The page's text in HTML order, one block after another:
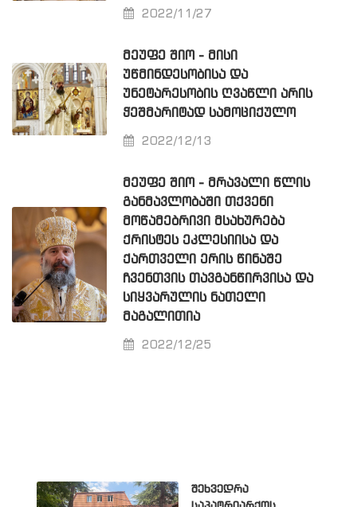
2022/11/27
ᲛᲔᲣᲤᲔ ᲨᲘᲝ - ᲛᲘᲡᲘ
ᲣᲬᲛᲘᲜᲓᲔᲡᲝᲑᲘᲡᲐ ᲓᲐ
ᲣᲜᲔᲢᲐᲠᲔᲡᲝᲑᲘᲡ ᲦᲕᲐᲬᲚᲘ ᲐᲠᲘᲡ
ᲭᲔᲨᲛᲐᲠᲘᲢᲐᲓ ᲡᲐᲛᲝᲪᲘᲥᲣᲚᲝ
2022/12/13
ᲛᲔᲣᲤᲔ ᲨᲘᲝ - ᲛᲠᲐᲕᲐᲚᲘ ᲬᲚᲘᲡ
ᲒᲐᲜᲛᲐᲕᲚᲝᲑᲐᲨᲘ ᲗᲥᲕᲔᲜᲘ
ᲛᲝᲬᲐᲛᲔᲑᲠᲘᲕᲘ ᲛᲡᲐᲮᲣᲠᲔᲑᲐ
ᲥᲠᲘᲡᲢᲔᲡ ᲔᲙᲚᲔᲡᲘᲘᲡᲐ ᲓᲐ
ᲥᲐᲠᲗᲕᲔᲚᲘ ᲔᲠᲘᲡ ᲬᲘᲜᲐᲨᲔ
ᲩᲕᲔᲜᲗᲕᲘᲡ ᲗᲐᲕᲒᲐᲜᲬᲘᲠᲕᲘᲡᲐ ᲓᲐ
ᲡᲘᲧᲕᲐᲠᲣᲚᲘᲡ ᲜᲐᲗᲔᲚᲘ
ᲛᲐᲒᲐᲚᲘᲗᲘᲐ
2022/12/25
შეხვედრა